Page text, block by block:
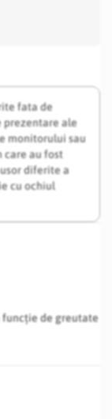
fata de
prezentare ale
monitorului sau
care au fost
diferite a
cu ochiul
de greutate